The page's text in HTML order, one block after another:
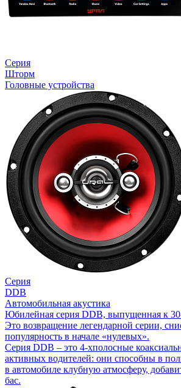
Серия
Шторм
Головные устройства
Серия
DDB
Автомобильная акустика
Юбилейная серия DDB, выпущенная к
Это возвращение легендарной серии,
популярность в начале «нулевых».
Серия DDB – это 4-хполосные
активных водителей: они способны в
в автомобиле клубную атмосферу,
бас.